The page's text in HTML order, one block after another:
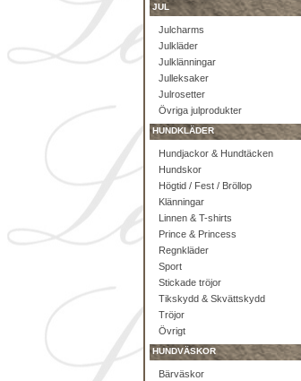
JUL
Julcharms
Julkläder
Julklänningar
Julleksaker
Julrosetter
Övriga julprodukter
HUNDKLÄDER
Hundjackor & Hundtäcken
Hundskor
Högtid / Fest / Bröllop
Klänningar
Linnen & T-shirts
Prince & Princess
Regnkläder
Sport
Stickade tröjor
Tikskydd & Skvättskydd
Tröjor
Övrigt
HUNDVÄSKOR
Bärväskor